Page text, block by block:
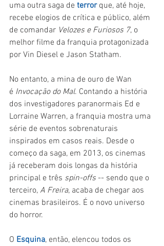
uma outra saga de terror que, até hoje,
recebe elogios de crítica e público, além
de comandar Velozes e Furiosos 7, o
melhor filme da franquia protagonizada
por Vin Diesel e Jason Statham.
No entanto, a mina de ouro de Wan
é Invocação do Mal. Contando a história
dos investigadores paranormais Ed e
Lorraine Warren, a franquia mostra uma
série de eventos sobrenaturais
inspirados em casos reais. Desde o
começo da saga, em 2013, os cinemas
já receberam dois longas da história
principal e três spin-offs -- sendo que o
terceiro, A Freira, acaba de chegar aos
cinemas brasileiros. É o novo universo
do horror.
O Esquina, então, elencou todos os